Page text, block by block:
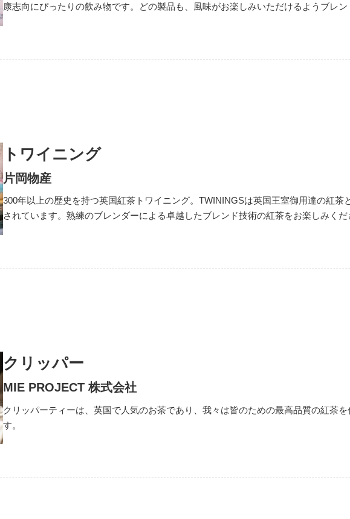
康志向にぴったりの飲み物です。どの製品も、風味がお楽しみいただけるようブレン
トワイニング
片岡物産
300年以上の歴史を持つ英国紅茶トワイニング。TWININGSは英国王室御用達の紅茶
されています。熟練のブレンダーによる卓越したブレンド技術の紅茶をお楽しみくだ
クリッパー
MIE PROJECT 株式会社
クリッパーティーは、英国で人気のお茶であり、我々は皆のための最高品質の紅茶
す。